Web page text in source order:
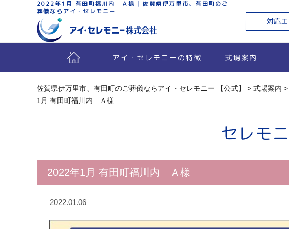
2022年1月 有田町福川内 Ａ様 | 佐賀県伊万里市、有田町のご
葬儀ならアイ・セレモニー
対応
アイ・セレモニーの特徴 式場案内
佐賀県伊万里市、有田町のご葬儀ならアイ・セレモニー 【公式】 > 式場案内 >
1月 有田町福川内 Ａ様
セレモ
2022年1月 有田町福川内 Ａ様
2022.01.06